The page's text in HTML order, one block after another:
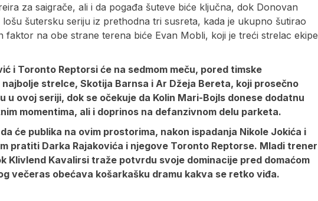
za saigrače, ali i da pogađa šuteve biće ključna, dok Donovan
šutersku seriju iz prethodna tri susreta, kada je ukupno šutirao
faktor na obe strane terena biće Evan Mobli, koji je treći strelac ekipe
i Toronto Reptorsi će na sedmom meču, pored timske
strelce, Skotija Barnsa i Ar Džeja Bereta, koji prosečno
u ovoj seriji, dok se očekuje da Kolin Mari-Bojls donese dodatnu
momentima, ali i doprinos na defanzivnom delu parketa.
će publika na ovim prostorima, nakon ispadanja Nikole Jokića i
pratiti Darka Rajakovića i njegove Toronto Reptorse. Mladi trener
Klivlend Kavalirsi traže potvrdu svoje dominacije pred domaćom
večeras obećava košarkašku dramu kakva se retko viđa.